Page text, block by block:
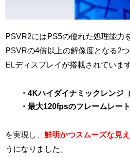
PSVR2にはPS5の優れた処理能力
PSVRの4倍以上の解像度となる2
ELディスプレイが搭載されています
・4Kハイダイナミックレンジ
・最大120fpsのフレームレート
を実現し、鮮明かつスムーズな見
うになりました。